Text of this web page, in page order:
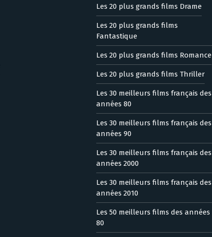
Les 20 plus grands films Drame
Les 20 plus grands films
Fantastique
Les 20 plus grands films Romance
Les 20 plus grands films Thriller
Les 30 meilleurs films français des
années 80
Les 30 meilleurs films français des
années 90
Les 30 meilleurs films français des
années 2000
Les 30 meilleurs films français des
années 2010
Les 50 meilleurs films des années
80